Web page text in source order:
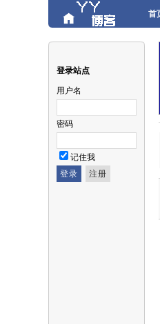
首
登录站点
用户名
密码
记住我